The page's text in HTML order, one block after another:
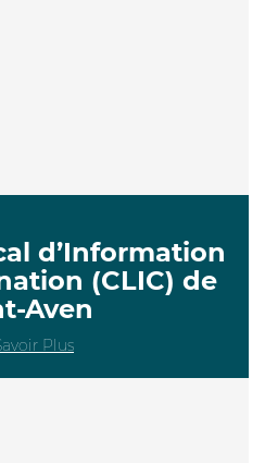
d’Information
(CLIC) de
Aven
Plus